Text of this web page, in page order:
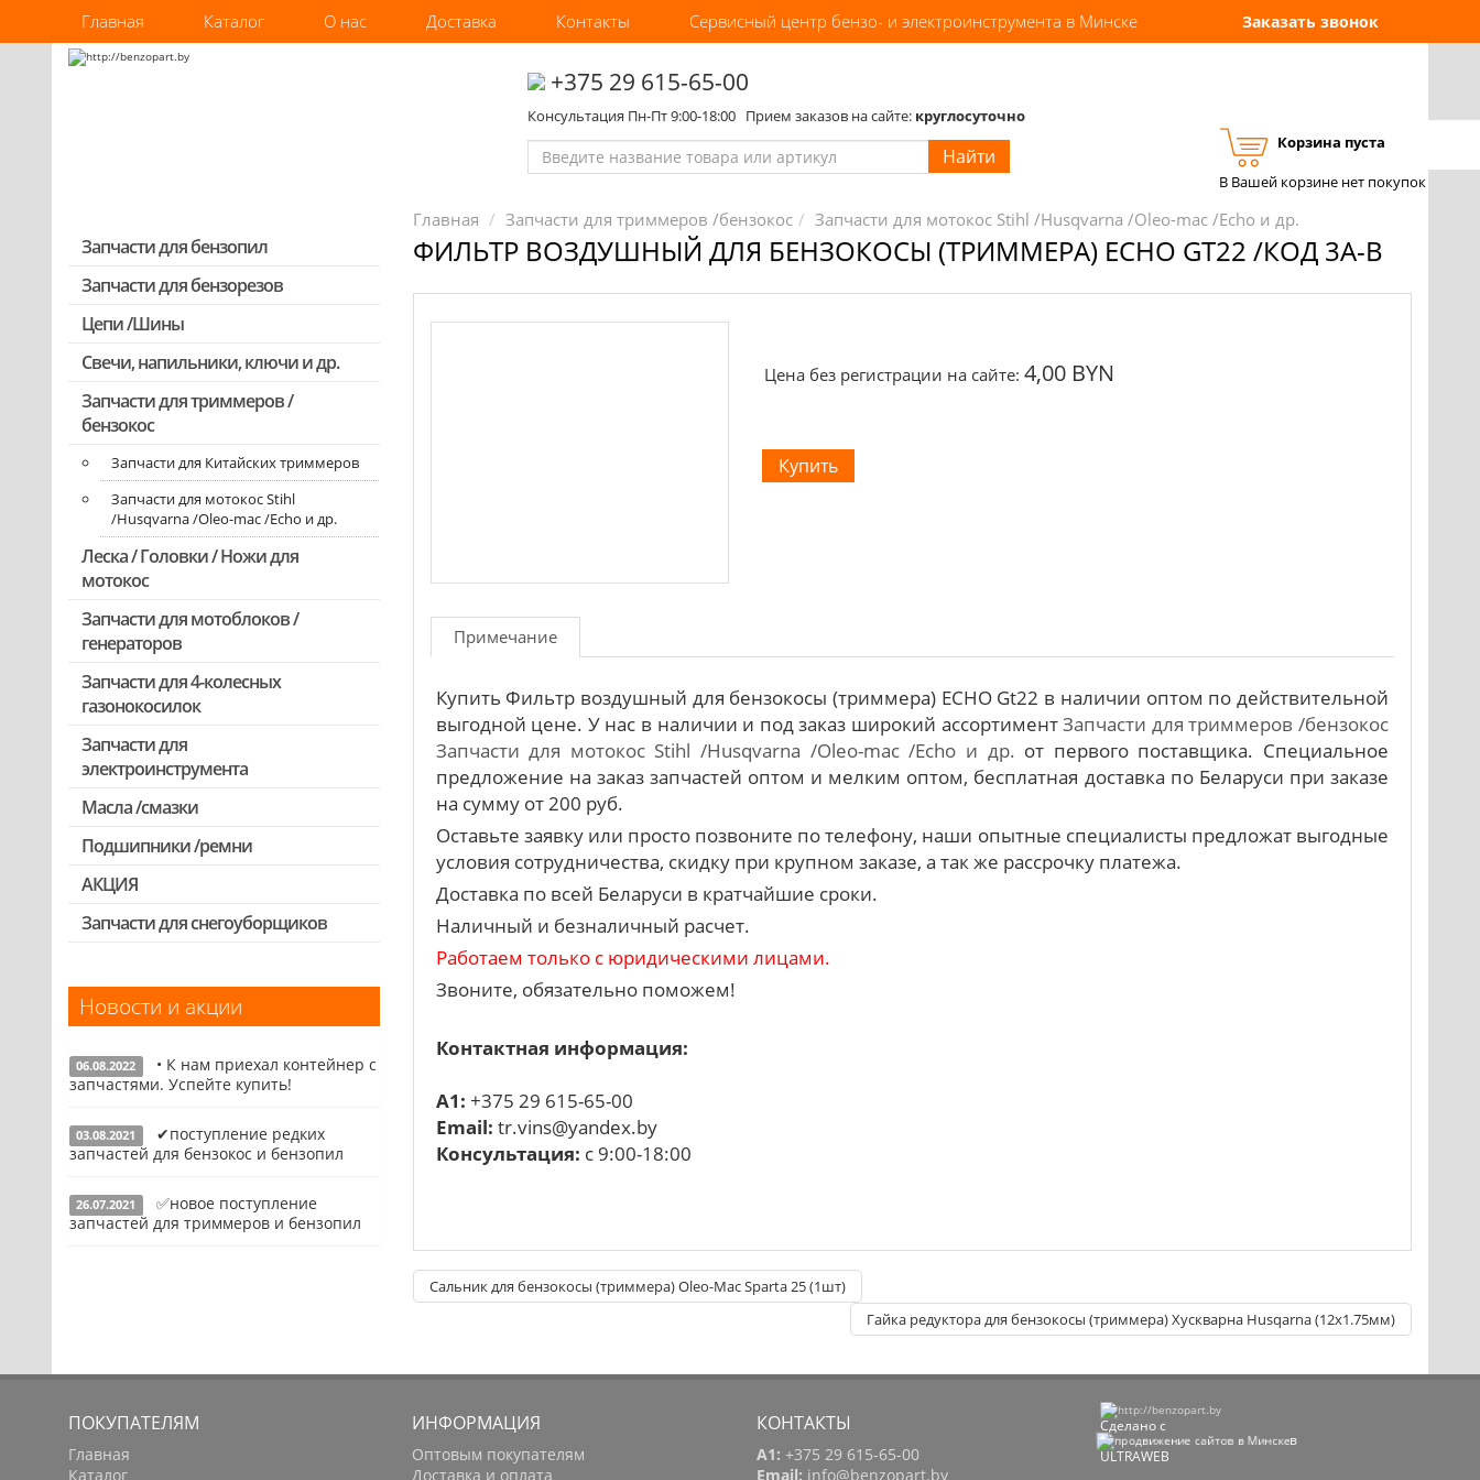
Заказать звонок
Главная Каталог О нас Доставка Контакты Сервисный центр бензо- и электроинструмента в Минске
‎+375 29 615-65-00
Консультация Пн-Пт 9:00-18:00 Прием заказов на сайте: круглосуточно
Корзина пуста
В Вашей корзине нет покупок
Найти Вход Регистрация
Запчасти для бензопил
Запчасти для бензопил Stihl
Запчасти для бензопил Husqvarna,
Запчасти для Китайских бензопил
Запчасти для бензопил Oleo-mac,
Echo и др.
Запчасти для бензорезов
Цепи /Шины
Свечи, напильники, ключи и др.
Запчасти для триммеров /
бензокос
Запчасти для Китайских триммеров
Запчасти для мотокос Stihl
/Husqvarna /Oleo-mac /Echo и др.
Леска / Головки / Ножи для
мотокос
Запчасти для мотоблоков /
генераторов
Запчасти для 4-колесных
газонокосилок
Запчасти для
электроинструмента
Двигатели, редукторы для
Патроны для шуруповертов /
перфораторов
Выключатели, переключатели
Запчасти для УШМ (болгарок)
другие
Якоря, статоры
Щётки, щёточные узлы
Масла /смазки
Подшипники /ремни
АКЦИЯ
Скидка 50%
Запчасти для снегоуборщиков
Новости и акции
06.08.2022
• К нам приехал контейнер с
запчастями. Успейте купить!
Подробнее
03.08.2021
✔поступление редких
запчастей для бензокос и бензопил
Подробнее
26.07.2021
✅новое поступление
запчастей для триммеров и бензопил
Главная Запчасти для триммеров /бензокос Запчасти для мотокос Stihl /Husqvarna /Oleo-mac /Echo и др.
ФИЛЬТР ВОЗДУШНЫЙ ДЛЯ БЕНЗОКОСЫ (ТРИММЕРА) ECHO GT22 /КОД 3A-B
Цена без регистрации на сайте: 4,00 BYN
Примечание
Купить Фильтр воздушный для бензокосы (триммера) ECHO Gt22 в наличии оптом по действительной
выгодной цене. У нас в наличии и под заказ широкий ассортиментЗапчасти для триммеров /бензокос
Запчасти для мотокос Stihl /Husqvarna /Oleo-mac /Echo и др. от первого поставщика. Специальное
предложение на заказ запчастей оптом и мелким оптом, бесплатная доставка по Беларуси при заказе
на сумму от 200 руб.
Оставьте заявку или просто позвоните по телефону, наши опытные специалисты предложат выгодные
условия сотрудничества, скидку при крупном заказе, а так же рассрочку платежа.
Доставка по всей Беларуси в кратчайшие сроки.
Наличный и безналичный расчет.
Работаем только с юридическими лицами.
Звоните, обязательно поможем!
Контактная информация:
A1: +375 29 615-65-00
Email: tr.vins@yandex.by
Консультация: с 9:00-18:00
Сальник для бензокосы (триммера) Oleo-Mac Sparta 25 (1шт)
Гайка редуктора для бензокосы (триммера) Хускварна Husqarna (12х1.75мм)
ПОКУПАТЕЛЯМ
Главная
Каталог
ИНФОРМАЦИЯ
Оптовым покупателям
Доставка и оплата
КОНТАКТЫ
A1: +375 29 615-65-00
Email: info@benzopart.by
Сделано с
в
ULTRAWEB